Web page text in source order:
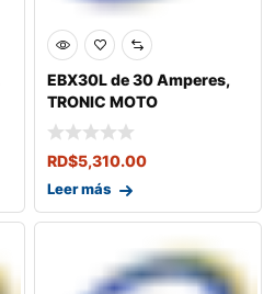
EBX30L de 30 Amperes,
TRONIC MOTO
RD$5,310.00
Leer más